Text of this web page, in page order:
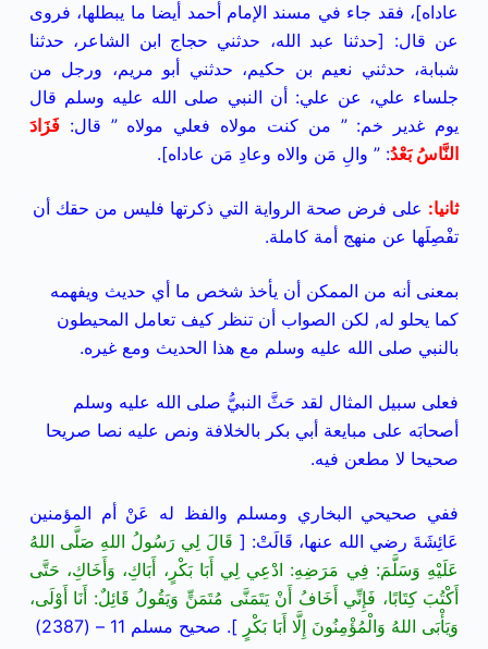
عاداه]، فقد جاء في مسند الإمام أحمد أيضا ما يبطلها، فروى
عن قال: [حدثنا عبد الله، حدثني حجاج ابن الشاعر، حدثنا
شبابة، حدثني نعيم بن حكيم، حدثني أبو مريم، ورجل من
جلساء علي، عن علي: أن النبي صلى الله عليه وسلم قال
يوم غدير خم: ” من كنت مولاه فعلي مولاه ” قال:فَزَادَ
النَّاسُ بَعْدُ: ” والِ مَن والاه وعادِ مَن عاداه].
ثانيا: على فرض صحة الرواية التي ذكرتها فليس من حقك أن
تفْصِلَها عن منهج أمة كاملة.
بمعنى أنه من الممكن أن يأخذ شخص ما أي حديث ويفهمه
كما يحلو له, لكن الصواب أن تنظر كيف تعامل المحيطون
بالنبي صلى الله عليه وسلم مع هذا الحديث ومع غيره.
فعلى سبيل المثال لقد حَثَّ النبيُّ صلى الله عليه وسلم
أصحابَه على مبايعة أبي بكر بالخلافة ونص عليه نصا صريحا
صحيحا لا مطعن فيه.
ففي صحيحي البخاري ومسلم والفظ له عَنْ أم المؤمنين
عَائِشَةَ رضي الله عنها، قَالَتْ: [ قَالَ لِي رَسُولُ اللهِ صَلَّى اللهُ
عَلَيْهِ وَسَلَّمَ: فِي مَرَضِهِ: ادْعِي لِي أَبَا بَكْرٍ، أَبَاكِ، وَأَخَاكِ، حَتَّى
أَكْتُبَ كِتَابًا، فَإِنِّي أَخَافُ أَنْ يَتَمَنَّى مُتَمَنٍّ وَيَقُولُ قَائِلٌ: أَنَا أَوْلَى،
وَيَأْبَى اللهُ وَالْمُؤْمِنُونَ إِلَّا أَبَا بَكْرٍ ]. صحيح مسلم 11 – (2387)